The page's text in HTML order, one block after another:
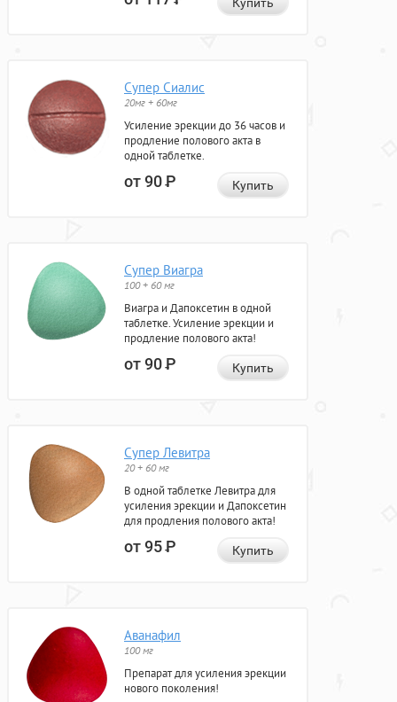
Купить
Супер Сиалис
20мг + 60мг
Усиление эрекции до 36 часов и
продление полового акта в
одной таблетке.
от 90Р Купить
Супер Виагра
100 + 60 мг
Виагра и Дапоксетин в одной
таблетке. Усиление эрекции и
продление полового акта!
от 90Р Купить
Супер Левитра
20 + 60 мг
В одной таблетке Левитра для
усиления эрекции и Дапоксетин
для продления полового акта!
от 95Р Купить
Аванафил
100 мг
Препарат для усиления эрекции
нового поколения!